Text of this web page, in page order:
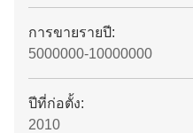
การขายรายปี:
5000000-10000000
ปีที่ก่อตั้ง:
2010